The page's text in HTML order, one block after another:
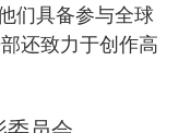
们具备参与全球
还致力于创作高